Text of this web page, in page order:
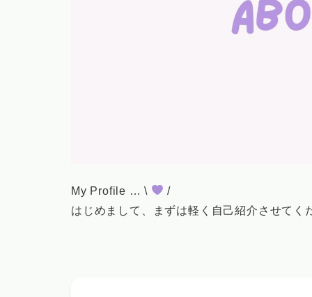
My Profile … \
/
はじめまして、まずは軽く自己紹介させてく